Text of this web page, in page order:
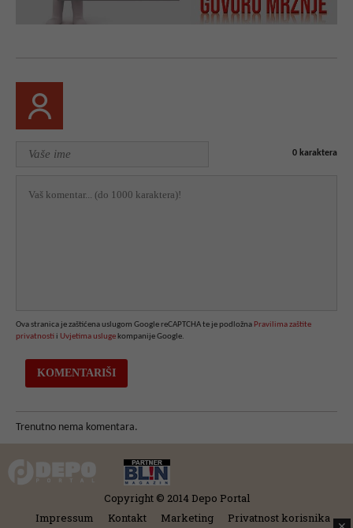
0 karaktera
Ova stranica je zaštićena uslugom Google reCAPTCHA te je podložna Pravilima zaštite
privatnosti i Uvjetima usluge kompanije Google.
Trenutno nema komentara.
Copyright © 2014 Depo Portal
Impressum
Kontakt Marketing
Privatnost korisnika